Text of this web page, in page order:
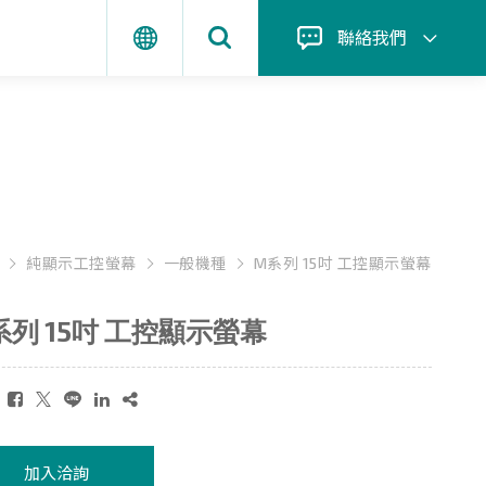
聯絡我們
純顯示工控螢幕 一般機種 M系列 15吋 工控顯示螢幕
列 15吋 工控顯示螢幕
加入洽詢